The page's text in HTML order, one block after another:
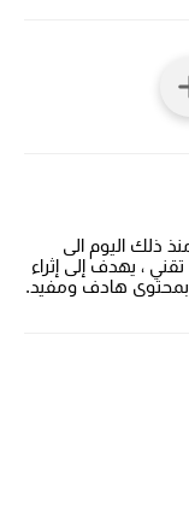
موقعنا في العام 2017 ومنذ ذلك اليوم الى
، يهدف إلى إثراء
بمحتوى هادف ومفيد.